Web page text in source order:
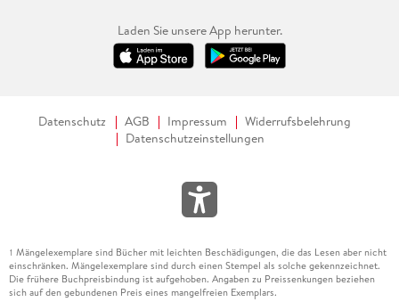
Laden Sie unsere App herunter.
Datenschutz AGB Impressum
Widerrufsbelehrung
Datenschutzeinstellungen
1 Mängelexemplare sind Bücher mit leichten Beschädigungen, die das Lesen aber nicht
einschränken. Mängelexemplare sind durch einen Stempel als solche gekennzeichnet.
Die frühere Buchpreisbindung ist aufgehoben. Angaben zu Preissenkungen beziehen
sich auf den gebundenen Preis eines mangelfreien Exemplars.